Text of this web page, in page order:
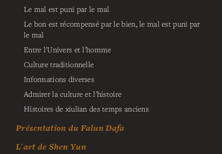
Le mal est puni par le mal
Le bon est récompensé par le bien, le mal est puni par
le mal
Entre l'Univers et l'homme
Culture traditionnelle
Informations diverses
Admirer la culture et l'histoire
Histoires de xiulian des temps anciens
Présentation du Falun Dafa
L'art de Shen Yun